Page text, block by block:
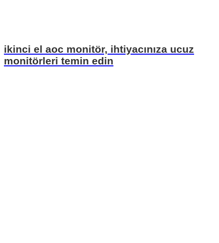
ikinci el aoc monitör, ihtiyacınıza ucuz
monitörleri temin edin